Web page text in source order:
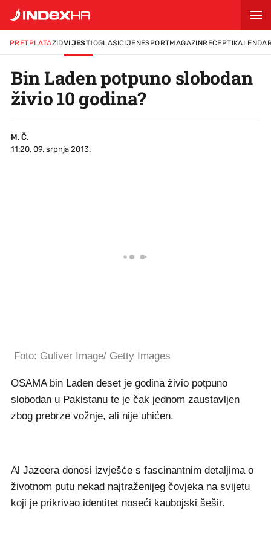
PRETPLATAZIDVIJESTIOGLASICIJENESPORTMAGAZINRECEPTI
Bin Laden potpuno slobodan
živio 10 godina?
M. Č.
11:20, 09. srpnja 2013.
Foto: Guliver Image/ Getty Images
OSAMA bin Laden deset je godina živio potpuno
slobodan u Pakistanu te je čak jednom zaustavljen
zbog prebrze vožnje, ali nije uhićen.
Al Jazeera donosi izvješće s fascinantnim detaljima o
životnom putu nekad najtraženijeg čovjeka na svijetu
koji je prikrivao identitet noseći kaubojski šešir.